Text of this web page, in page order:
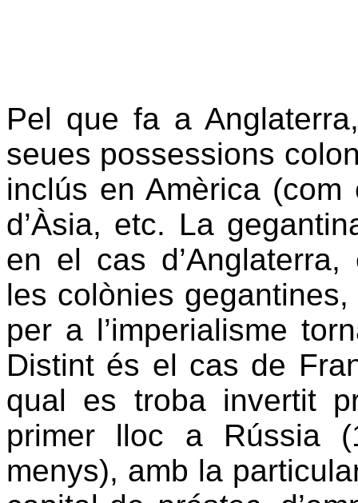
Pel que fa a
seues possessions
inclús en Amèrica
d’Àsia, etc. La
en el cas
les colònies
per a l’imperialisme
Distint és el cas de
qual es troba invertit
primer lloc a Rússia
menys), amb la